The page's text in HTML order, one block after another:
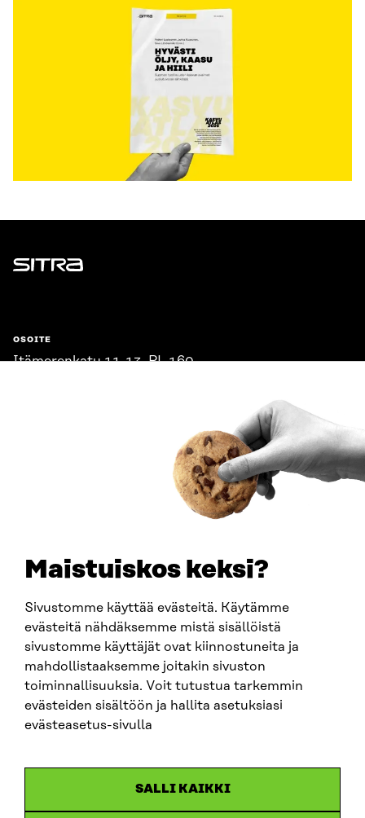
Maistuiskos keksi?
Sivustomme käyttää evästeitä. Käytämme
evästeitä nähdäksemme mistä sisällöistä
sivustomme käyttäjät ovat kiinnostuneita ja
mahdollistaaksemme joitakin sivuston
toiminnallisuuksia. Voit tutustua tarkemmin
evästeiden sisältöön ja hallita asetuksiasi
evästeasetus-sivulla
SALLI KAIKKI
Sitra
OSOITE
Itämerenkatu 11-13, PL 160,
SITRA SOSIAALISESSA MEDIASSA
LinkedIn
Instagram
YouTube